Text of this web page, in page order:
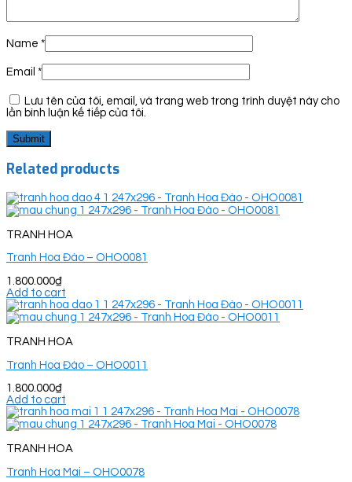
Name *
Email *
Lưu tên của tôi, email, và trang web trong trình duyệt này cho
lần bình luận kế tiếp của tôi.
Related products
TRANH HOA
Tranh Hoa Đào – OHO0081
1.800.000₫
Add to cart
TRANH HOA
Tranh Hoa Đào – OHO0011
1.800.000₫
Add to cart
TRANH HOA
Tranh Hoa Mai – OHO0078